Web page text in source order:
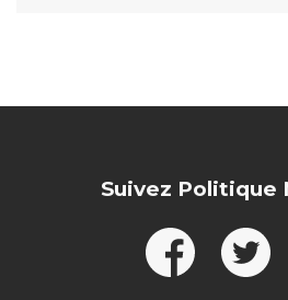
Suivez Politique